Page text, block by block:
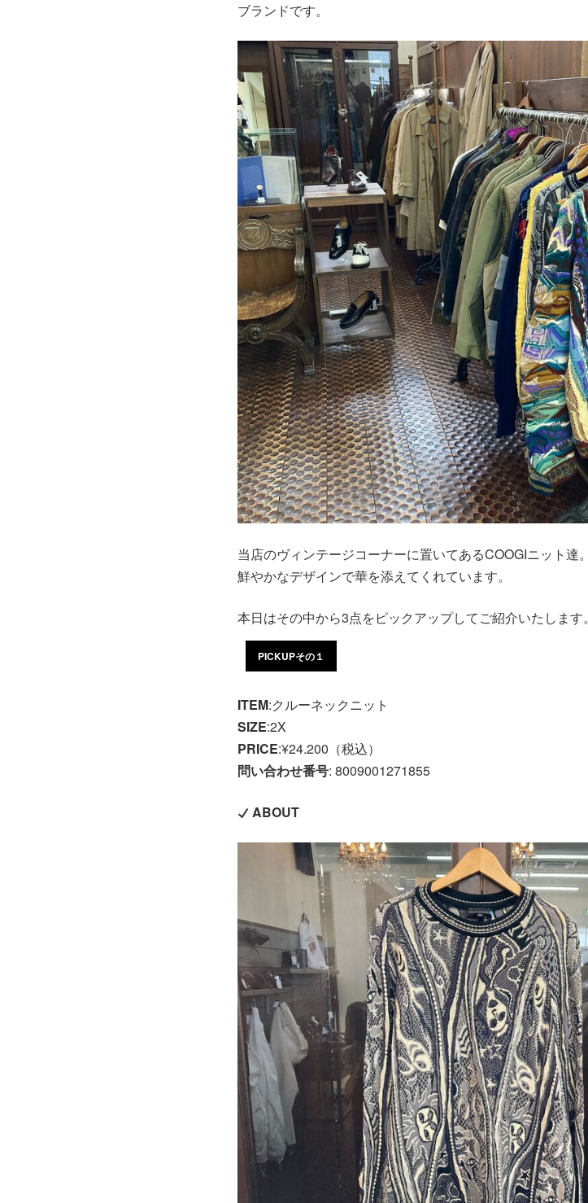
ブランドです。
当店のヴィンテージコーナーに置いてあるCOOGIニット達。
鮮やかなデザインで華を添えてくれています。
本日はその中から3点をピックアップしてご紹介いたします。
PICKUPその１
ITEM:クルーネックニット
SIZE:2X
PRICE:¥24.200（税込）
問い合わせ番号: 8009001271855
ABOUT